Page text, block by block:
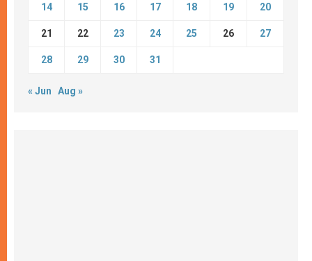
14 15 16 17 18 19 20
21 22 23 24 25 26 27
28 29 30 31
« Jun Aug »